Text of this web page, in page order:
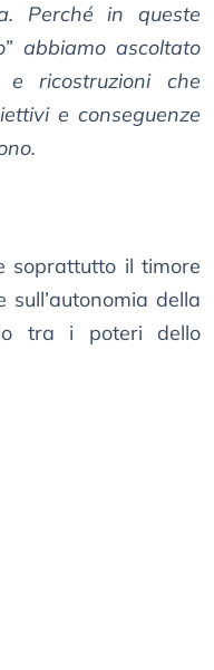
Perché in queste
abbiamo ascoltato
e ricostruzioni che
e conseguenze
soprattutto il timore
della
tra i poteri dello